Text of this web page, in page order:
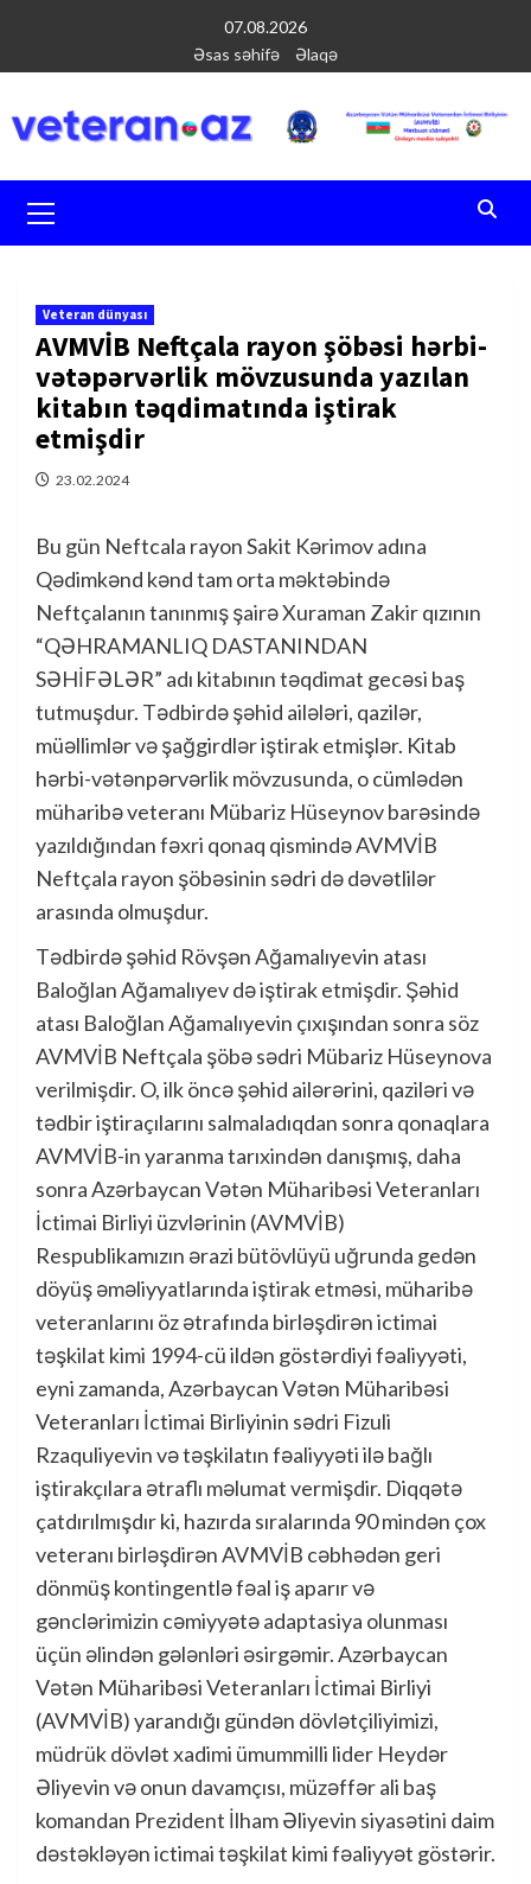
содержимому
07.08.2026
Əsas səhifə
Əlaqə
меню
Veteran dünyası
AVMVİB Neftçala rayon şöbəsi hərbi-
vətəpərvərlik mövzusunda yazılan
kitabın təqdimatında iştirak
etmişdir
23.02.2024
Bu gün Neftcala rayon Sakit Kərimov adına
Qədimkənd kənd tam orta məktəbində
Neftçalanın tanınmış şairə Xuraman Zakir qızının
“QƏHRAMANLIQ DASTANINDAN
SƏHİFƏLƏR” adı kitabının təqdimat gecəsi baş
tutmuşdur. Tədbirdə şəhid ailələri, qazilər,
müəllimlər və şağgirdlər iştirak etmişlər. Kitab
hərbi-vətənpərvərlik mövzusunda, o cümlədən
müharibə veteranı Mübariz Hüseynov barəsində
yazıldığından fəxri qonaq qismində AVMVİB
Neftçala rayon şöbəsinin sədri də dəvətlilər
arasında olmuşdur.
Tədbirdə şəhid Rövşən Ağamalıyevin atası
Baloğlan Ağamalıyev də iştirak etmişdir. Şəhid
atası Baloğlan Ağamalıyevin çıxışından sonra söz
AVMVİB Neftçala şöbə sədri Mübariz Hüseynova
verilmişdir. O, ilk öncə şəhid ailərərini, qaziləri və
tədbir iştiraçılarını salmaladıqdan sonra qonaqlara
AVMVİB-in yaranma tarıxindən danışmış, daha
sonra Azərbaycan Vətən Müharibəsi Veteranları
İctimai Birliyi üzvlərinin (AVMVİB)
Respublikamızın ərazi bütövlüyü uğrunda gedən
döyüş əməliyyatlarında iştirak etməsi, müharibə
veteranlarını öz ətrafında birləşdirən ictimai
təşkilat kimi 1994-cü ildən göstərdiyi fəaliyyəti,
eyni zamanda, Azərbaycan Vətən Müharibəsi
Veteranları İctimai Birliyinin sədri Fizuli
Rzaquliyevin və təşkilatın fəaliyyəti ilə bağlı
iştirakçılara ətraflı məlumat vermişdir. Diqqətə
çatdırılmışdır ki, hazırda sıralarında 90 mindən çox
veteranı birləşdirən AVMVİB cəbhədən geri
dönmüş kontingentlə fəal iş aparır və
gənclərimizin cəmiyyətə adaptasiya olunması
üçün əlindən gələnləri əsirgəmir. Azərbaycan
Vətən Müharibəsi Veteranları İctimai Birliyi
(AVMVİB) yarandığı gündən dövlətçiliyimizi,
müdrük dövlət xadimi ümummilli lider Heydər
Əliyevin və onun davamçısı, müzəffər ali baş
komandan Prezident İlham Əliyevin siyasətini daim
dəstəkləyən ictimai təşkilat kimi fəaliyyət göstərir.